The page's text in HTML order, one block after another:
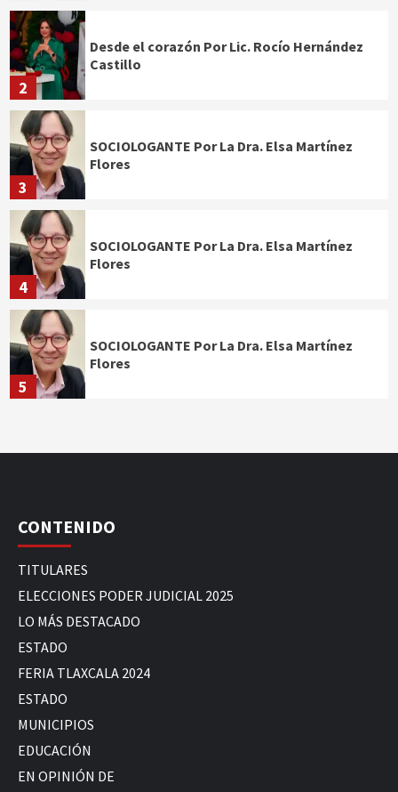
2
Desde el corazón Por Lic. Rocío Hernández
Castillo
3
SOCIOLOGANTE Por La Dra. Elsa Martínez
Flores
4
SOCIOLOGANTE Por La Dra. Elsa Martínez
Flores
5
SOCIOLOGANTE Por La Dra. Elsa Martínez
Flores
CONTENIDO
TITULARES
ELECCIONES PODER JUDICIAL 2025
LO MÁS DESTACADO
ESTADO
FERIA TLAXCALA 2024
ESTADO
MUNICIPIOS
EDUCACIÓN
EN OPINIÓN DE